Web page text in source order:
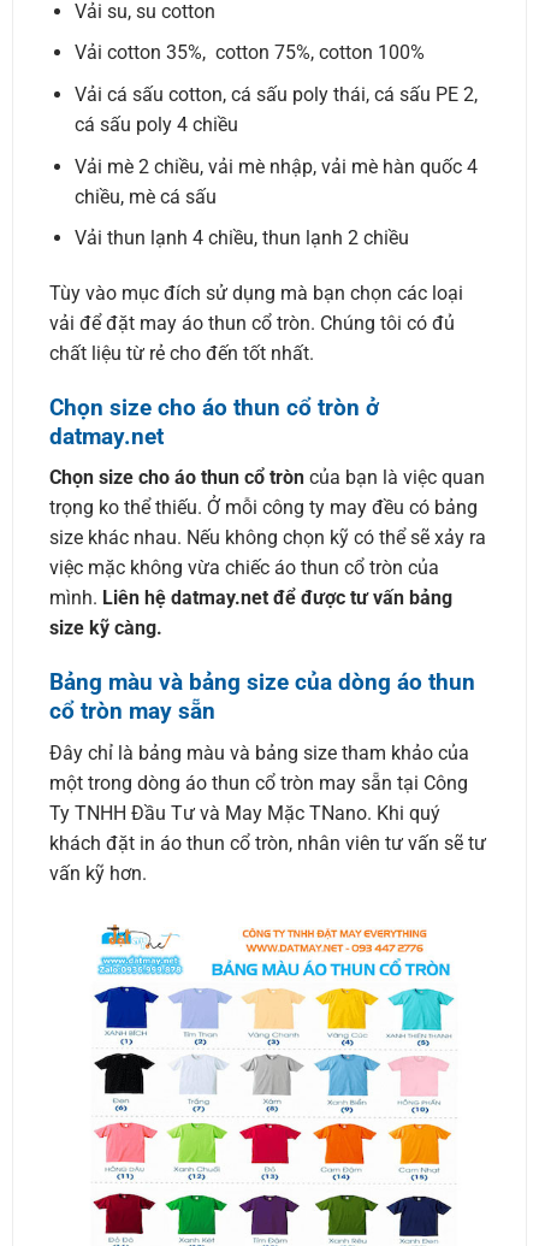
Vải su, su cotton
Vải cotton 35%, cotton 75%, cotton 100%
Vải cá sấu cotton, cá sấu poly thái, cá sấu PE 2,
cá sấu poly 4 chiều
Vải mè 2 chiều, vải mè nhập, vải mè hàn quốc 4
chiều, mè cá sấu
Vải thun lạnh 4 chiều, thun lạnh 2 chiều
Tùy vào mục đích sử dụng mà bạn chọn các loại
vải để đặt may áo thun cổ tròn. Chúng tôi có đủ
chất liệu từ rẻ cho đến tốt nhất.
Chọn size cho áo thun cổ tròn ở
datmay.net
Chọn size cho áo thun cổ tròn của bạn là việc quan
trọng ko thể thiếu. Ở mỗi công ty may đều có bảng
size khác nhau. Nếu không chọn kỹ có thể sẽ xảy ra
việc mặc không vừa chiếc áo thun cổ tròn của
mình. Liên hệ datmay.net để được tư vấn bảng
size kỹ càng.
Bảng màu và bảng size của dòng áo thun
cổ tròn may sẵn
Đây chỉ là bảng màu và bảng size tham khảo của
một trong dòng áo thun cổ tròn may sẵn tại Công
Ty TNHH Đầu Tư và May Mặc TNano. Khi quý
khách đặt in áo thun cổ tròn, nhân viên tư vấn sẽ tư
vấn kỹ hơn.